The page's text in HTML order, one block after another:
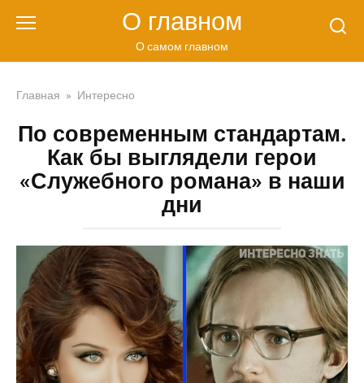
О главном
О самом главном
Главная » Интересно
По современным стандартам.
Как бы выглядели герои
«Служебного романа» в наши
дни